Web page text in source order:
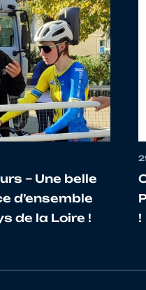
4173143 LA
– Une belle
d’ensemble
de la Loire !
!